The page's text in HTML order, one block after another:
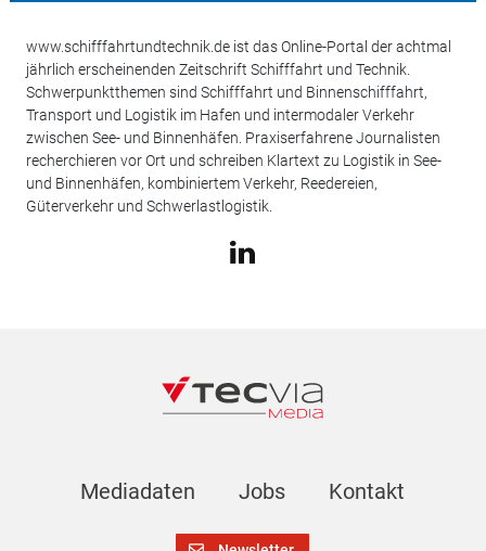
www.schifffahrtundtechnik.de ist das Online-Portal der achtmal
jährlich erscheinenden Zeitschrift Schifffahrt und Technik.
Schwerpunktthemen sind Schifffahrt und Binnenschifffahrt,
Transport und Logistik im Hafen und intermodaler Verkehr
zwischen See- und Binnenhäfen. Praxiserfahrene Journalisten
recherchieren vor Ort und schreiben Klartext zu Logistik in See-
und Binnenhäfen, kombiniertem Verkehr, Reedereien,
Güterverkehr und Schwerlastlogistik.
Mediadaten Jobs Kontakt